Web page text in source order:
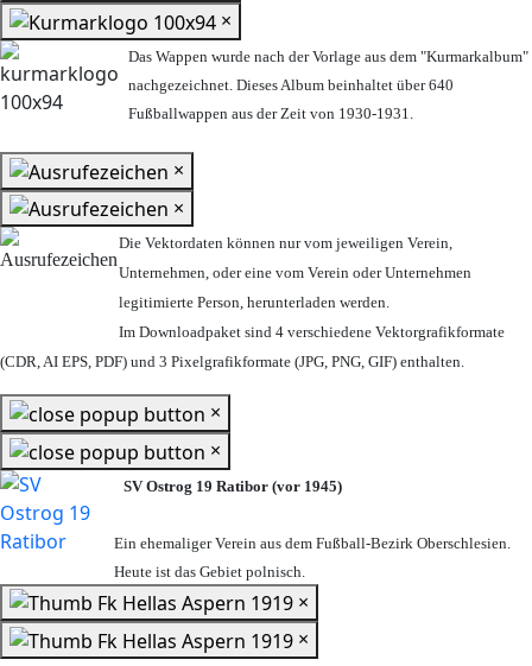
×
Das Wappen wurde nach der Vorlage aus dem "Kurmarkalbum"
nachgezeichnet. Dieses Album beinhaltet über 640
Fußballwappen aus der Zeit von 1930-1931.
×
×
Die Vektordaten können nur vom jeweiligen Verein,
Unternehmen, oder eine vom Verein oder Unternehmen
legitimierte Person, herunterladen werden.
Im Downloadpaket sind 4 verschiedene Vektorgrafikformate
(CDR, AI EPS, PDF) und 3 Pixelgrafikformate (JPG, PNG, GIF) enthalten.
×
×
SV Ostrog 19 Ratibor (vor 1945)
Ein ehemaliger Verein aus dem Fußball-Bezirk Oberschlesien.
Heute ist das Gebiet polnisch.
×
×